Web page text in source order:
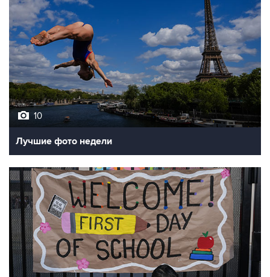
10
Лучшие фото недели